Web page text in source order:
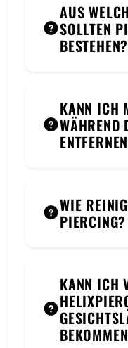
AUS
SOLLTEN
BESTEHEN?
KANN ICH
WÄHREND
WIE
PIERCING?
KANN ICH